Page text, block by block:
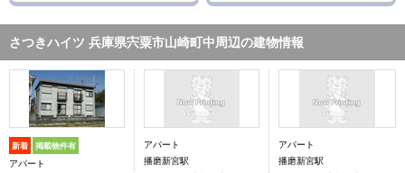
さつきハイツ 兵庫県宍粟市山崎町中周辺の建物情報
新着 掲載物件有
アパート
アパート
播磨新宮駅
アパート
播磨新宮駅